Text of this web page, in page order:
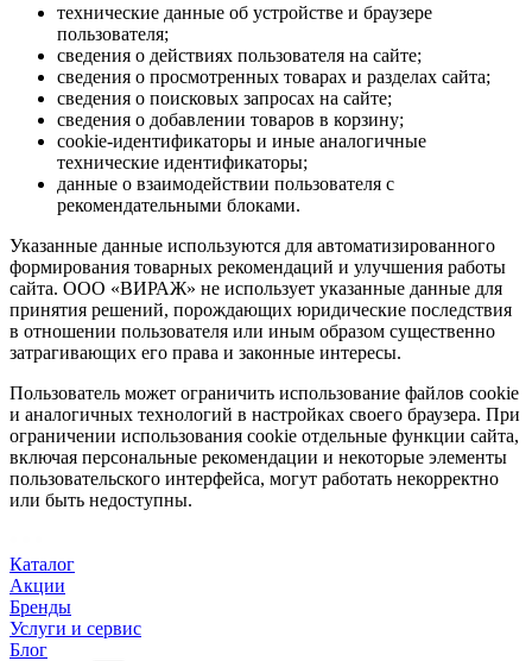
технические данные об устройстве и браузере
пользователя;
сведения о действиях пользователя на сайте;
сведения о просмотренных товарах и разделах сайта;
сведения о поисковых запросах на сайте;
сведения о добавлении товаров в корзину;
cookie-идентификаторы и иные аналогичные
технические идентификаторы;
данные о взаимодействии пользователя с
рекомендательными блоками.
Указанные данные используются для автоматизированного
формирования товарных рекомендаций и улучшения работы
сайта. ООО «ВИРАЖ» не использует указанные данные для
принятия решений, порождающих юридические последствия
в отношении пользователя или иным образом существенно
затрагивающих его права и законные интересы.
Пользователь может ограничить использование файлов cookie
и аналогичных технологий в настройках своего браузера. При
ограничении использования cookie отдельные функции сайта,
включая персональные рекомендации и некоторые элементы
пользовательского интерфейса, могут работать некорректно
или быть недоступны.
Каталог
Акции
Бренды
Услуги и сервис
Блог